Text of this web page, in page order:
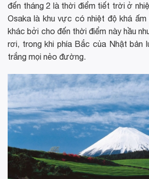
đến tháng 2 là thời điểm tiết trời ở
Osaka là khu vực có nhiệt độ khá
khác bởi cho đến thời điểm này hầu
rơi, trong khi phía Bắc của Nhật bản
trắng mọi nẻo đường.